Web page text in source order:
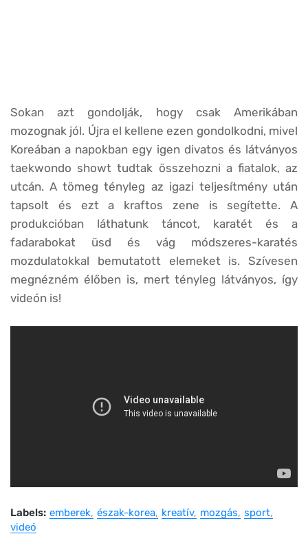
Sokan azt gondolják, hogy csak Amerikában
mozognak jól. Újra el kellene ezen gondolkodni, mivel
Koreában a napokban egy igen divatos és látványos
taekwondo showt tudtak összehozni a fiatalok, az
utcán. A tömeg tényleg az igazi teljesítmény után
tapsolt és ezt a kraftos zene is segítette. A
produkcióban láthatunk táncot, karatét és a
fadarabokat üsd és vág módszeres-karatés
mozdulatokkal bemutatott elemeket is. Szívesen
megnézném élőben is, mert tényleg látványos, így
videón is!
Labels: emberek észak-korea kreatív mozgás sport
videó